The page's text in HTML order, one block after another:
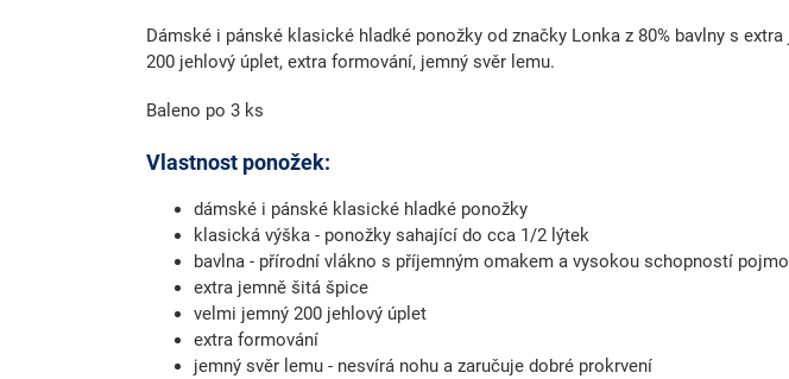
Dámské i pánské klasické hladké ponožky od značky Lonka z 80% bavlny s
200 jehlový úplet, extra formování, jemný svěr lemu.
Baleno po 3 ks
Vlastnost ponožek:
dámské i pánské klasické hladké ponožky
klasická výška - ponožky sahající do cca 1/2 lýtek
bavlna - přírodní vlákno s příjemným omakem a vysokou schopností
extra jemně šitá špice
velmi jemný 200 jehlový úplet
extra formování
jemný svěr lemu - nesvírá nohu a zaručuje dobré prokrvení